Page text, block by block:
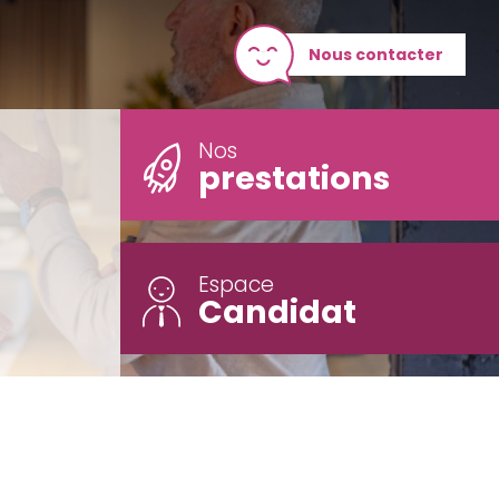
Nous contacter
Nos
prestations
Espace
Candidat